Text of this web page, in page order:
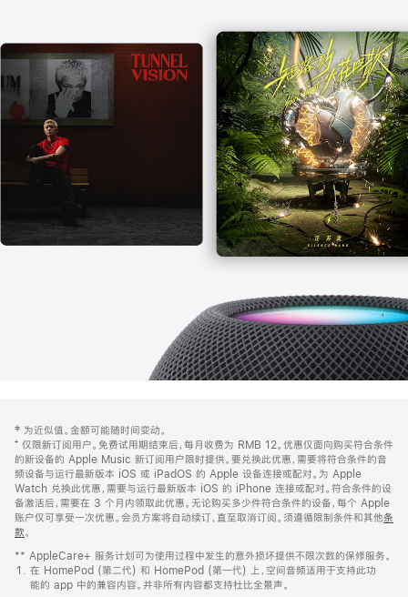
口
中
打
开)
页
页
脚
注
‡ 为近似值。金额可能随时间变动。
⁺ 仅限新订阅用户。免费试用期结束后，每月收费为 RMB 12。优惠仅面向购买符合条件
的新设备的 Apple Music 新订阅用户限时提供。要兑换此优惠，需要将符合条件的音
频设备与运行最新版本 iOS 或 iPadOS 的 Apple 设备连接或配对。为 Apple
Watch 兑换此优惠，需要与运行最新版本 iOS 的 iPhone 连接或配对。符合条件的设
备激活后，需要在 3 个月内领取此优惠。无论购买多少件符合条件的设备，每个 Apple
账户仅可享受一次优惠。会员方案将自动续订，直至取消订阅。须遵循限制条件和其他条
款。
窗
口
中
** AppleCare+ 服务计划可为使用过程中发生的意外损坏提供不限次数的保修服务。
在 HomePod (第二代) 和 HomePod (第一代) 上，空间音频适用于支持此功
能的 app 中的兼容内容。并非所有内容都支持杜比全景声。